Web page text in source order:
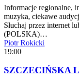
Informacje regionalne,
muzyka, ciekawe
Słuchaj przez internet
(POLSKA)…
Piotr Rokicki
19:00
SZCZECIŃSKA